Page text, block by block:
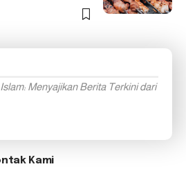
Menyajikan Berita Terkini dari
Kami